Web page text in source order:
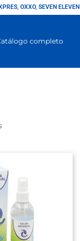
OXXO, SEVEN ELEVEN
completo